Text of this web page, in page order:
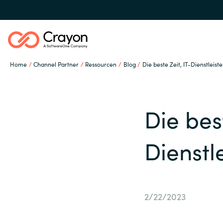
Home Channel Partner Ressourcen Blog Die beste Zeit, IT-
Denmark
Software Partner
IT Campus - Customer
Die
2/22/2023